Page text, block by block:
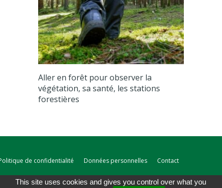
Aller en forêt pour observer la
végétation, sa santé, les stations
forestières
de confidentialité Données personnelles Contact
This site uses cookies and gives you control over what you